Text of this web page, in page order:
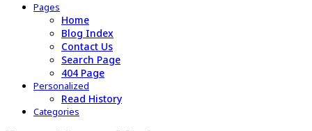
Pages
Home
Blog Index
Contact Us
Search Page
404 Page
Personalized
Read History
Categories